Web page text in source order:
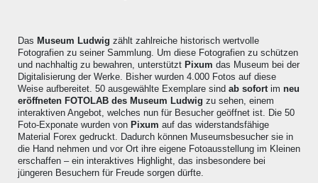
Das Museum Ludwig zählt zahlreiche historisch wertvolle
Fotografien zu seiner Sammlung. Um diese Fotografien zu schützen
und nachhaltig zu bewahren, unterstützt Pixum das Museum bei der
Digitalisierung der Werke. Bisher wurden 4.000 Fotos auf diese
Weise aufbereitet. 50 ausgewählte Exemplare sind ab sofort im neu
eröffneten FOTOLAB des Museum Ludwig zu sehen, einem
interaktiven Angebot, welches nun für Besucher geöffnet ist. Die 50
Foto-Exponate wurden von Pixum auf das widerstandsfähige
Material Forex gedruckt. Dadurch können Museumsbesucher sie in
die Hand nehmen und vor Ort ihre eigene Fotoausstellung im Kleinen
erschaffen – ein interaktives Highlight, das insbesondere bei
jüngeren Besuchern für Freude sorgen dürfte.